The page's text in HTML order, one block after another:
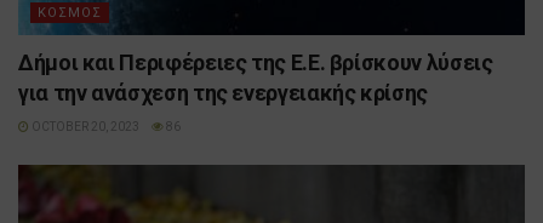
ΚΟΣΜΟΣ
Δήμοι και Περιφέρειες της Ε.Ε. βρίσκουν λύσεις
για την ανάσχεση της ενεργειακής κρίσης
OCTOBER 20, 2023 86